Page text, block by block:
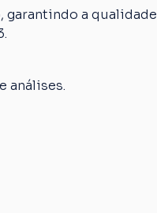
garantindo a qualidade
análises.